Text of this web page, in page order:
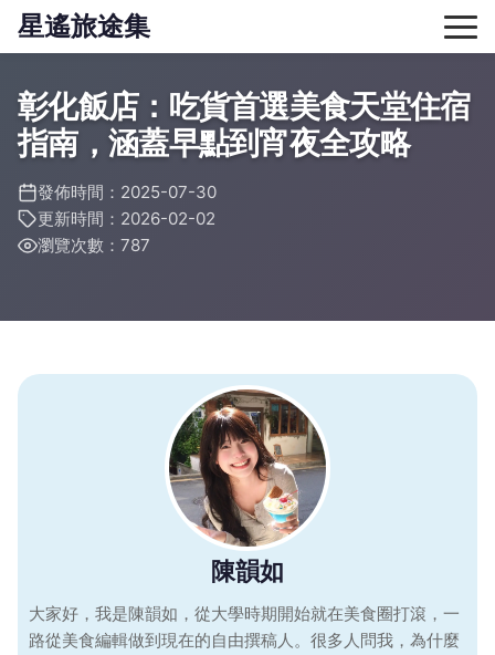
星遙旅途集
彰化飯店：吃貨首選美食天堂住宿
指南，涵蓋早點到宵夜全攻略
發佈時間：2025-07-30
更新時間：2026-02-02
瀏覽次數：787
陳韻如
大家好，我是陳韻如，從大學時期開始就在美食圈打滾，一
路從美食編輯做到現在的自由撰稿人。很多人問我，為什麼